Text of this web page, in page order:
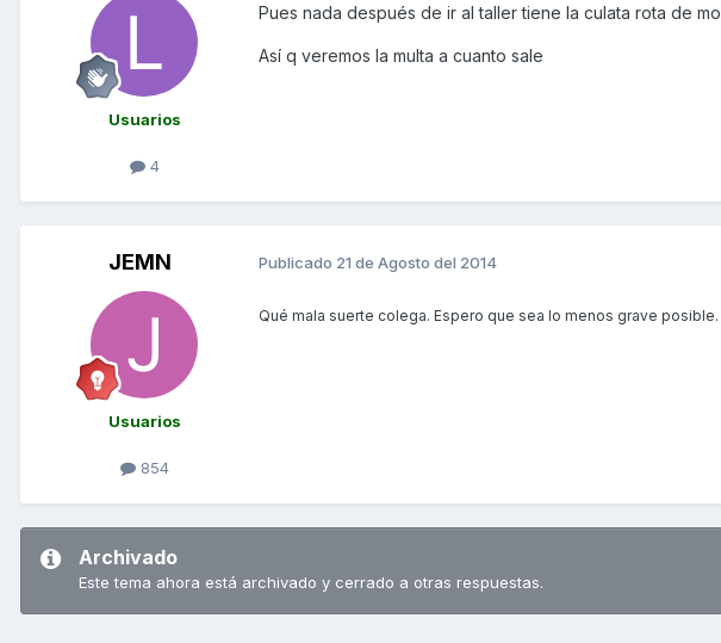
Usuarios
4
Pues nada después de ir al taller tiene la culata rota de
Así q veremos la multa a cuanto sale
JEMN
Usuarios
854
Publicado 21 de Agosto del 2014
Qué mala suerte colega. Espero que sea lo menos grave posible.
Archivado
Este tema ahora está archivado y cerrado a otras respuestas.